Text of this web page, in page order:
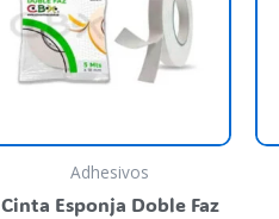
Adhesivos
Cinta Esponja Doble Faz